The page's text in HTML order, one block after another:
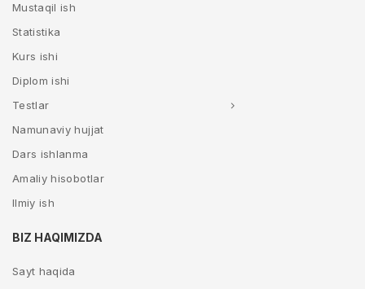
Mustaqil ish
Statistika
Kurs ishi
Diplom ishi
Testlar
Namunaviy hujjat
Dars ishlanma
Amaliy hisobotlar
Ilmiy ish
BIZ HAQIMIZDA
Sayt haqida